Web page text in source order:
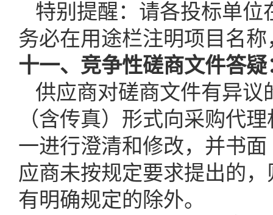
特别提醒：请各投标单
务必在用途栏注明项目名
十一、竞争性磋商文件答疑
供应商对磋商文件有异议
（含传真）形式向采购代
一进行澄清和修改，并书
应商未按规定要求提出的
有明确规定的除外。